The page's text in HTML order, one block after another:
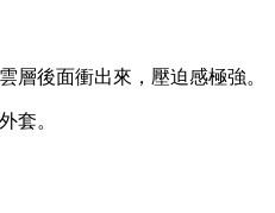
層後面衝出來，壓迫感極強。
套。